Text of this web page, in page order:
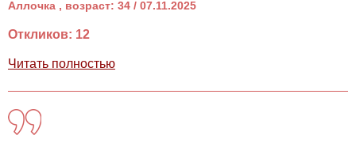
Аллочка , возраст: 34 / 07.11.2025
Откликов: 12
Читать полностью